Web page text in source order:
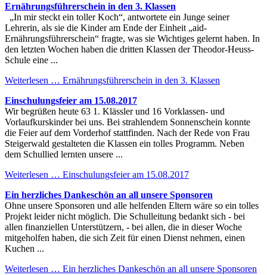
Ernährungsführerschein in den 3. Klassen
„In mir steckt ein toller Koch“, antwortete ein Junge seiner
Lehrerin, als sie die Kinder am Ende der Einheit „aid-
Ernährungsführerschein“ fragte, was sie Wichtiges gelernt haben. In
den letzten Wochen haben die dritten Klassen der Theodor-Heuss-
Schule eine ...
Weiterlesen … Ernährungsführerschein in den 3. Klassen
Einschulungsfeier am 15.08.2017
Wir begrüßen heute 63 1. Klässler und 16 Vorklassen- und
Vorlaufkurskinder bei uns. Bei strahlendem Sonnenschein konnte
die Feier auf dem Vorderhof stattfinden. Nach der Rede von Frau
Steigerwald gestalteten die Klassen ein tolles Programm. Neben
dem Schullied lernten unsere ...
Weiterlesen … Einschulungsfeier am 15.08.2017
Ein herzliches Dankeschön an all unsere Sponsoren
Ohne unsere Sponsoren und alle helfenden Eltern wäre so ein tolles
Projekt leider nicht möglich. Die Schulleitung bedankt sich - bei
allen finanziellen Unterstützern, - bei allen, die in dieser Woche
mitgeholfen haben, die sich Zeit für einen Dienst nehmen, einen
Kuchen ...
Weiterlesen … Ein herzliches Dankeschön an all unsere Sponsoren